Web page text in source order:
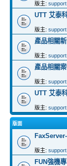
版主: support
UTT 艾泰
版主: support
產品相關
版主: support
產品相關
版主: support
UTT 艾泰
版主: support
版面
版主: support
FUN強機